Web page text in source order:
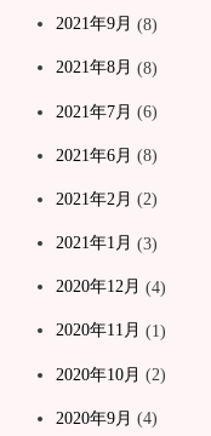
2021年9月 (8)
2021年8月 (8)
2021年7月 (6)
2021年6月 (8)
2021年2月 (2)
2021年1月 (3)
2020年12月 (4)
2020年11月 (1)
2020年10月 (2)
2020年9月 (4)